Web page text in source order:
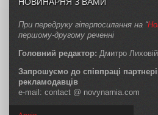
При передруку гіперпосилання на “
першому-другому реченні
Головний редактор: Дмитро Лиховій
Запрошуємо до співпраці
рекламодавців
e-mail: contact @ novynarnia.com